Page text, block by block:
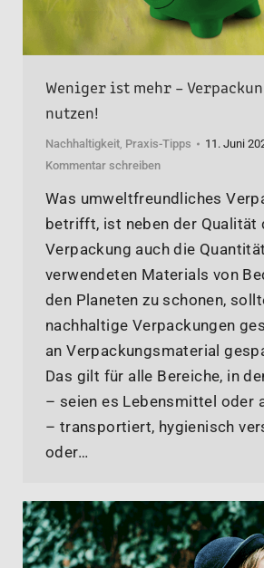
Weniger ist mehr –
nutzen!
Nachhaltigkeit, Praxis-Tipps
11. Juni
Kommentar schreiben
Was umweltfreundliches
betrifft, ist neben der Qualität
Verpackung auch die
verwendeten Materials von
den Planeten zu schonen,
nachhaltige Verpackungen
an Verpackungsmaterial
Das gilt für alle Bereiche, in
– seien es Lebensmittel oder
– transportiert, hygienisch
oder…